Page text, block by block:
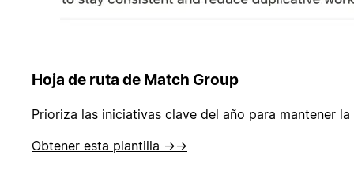
Hoja de ruta de Match Group
Prioriza las iniciativas clave del año para mantener
Obtener esta plantilla →→